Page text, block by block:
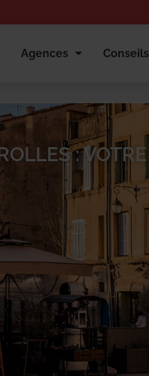
Agences Conseils
: VOTRE